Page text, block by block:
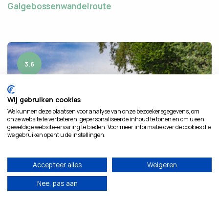
Galgebossenwandelroute
3.6
Wij gebruiken cookies
We kunnen deze plaatsen voor analyse van onze bezoekersgegevens, om
onze website te verbeteren, gepersonaliseerde inhoud te tonen en om u een
geweldige website-ervaring te bieden. Voor meer informatie over de cookies die
we gebruiken opent u de instellingen.
Accepteer alles
Weigeren
Nee, pas aan